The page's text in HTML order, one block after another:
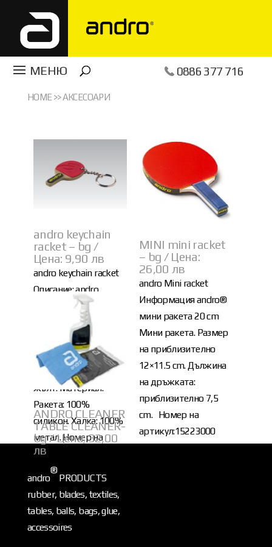
0886 377 716
HOME >>АКСЕСОАРИ
andro keychain
racket – bg /
Цена: 9,90 лв
andro keychain racket
Описание: andro
ключодържател /
ракета Андро
ключодържател. С
форма на ракета.
Цвят: червено-черно-
жълт. Материал:
Ракета: 100%
силикон. Халка: 100%
метал. Номер на
артикул: зелен /
15224200 / син /
15224100 Цена: 9,90
MINI mini racket
– bg / Цена:
26,00 лв
andro Mini racket
Информация andro®
мини ракета 20 cm
Мини ракета. Размер
на приблизително
12×11.5 cm. Дължина
на дръжката:
приблизително 7,5
cm. Номер на
артикул:15223000
ANDRO CLEANER
TABLE CLEANER-
bg / Цена; 32,00
лв
Комплект за
почистване на тенис
маса – andro
Поддържайте вашата
тенис маса в отлично
andro
®
PRODUCTS
rubber, blades, textiles,
tables, balls, bags, glue,
accessoires